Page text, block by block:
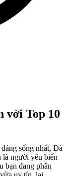
với Top 10
sống nhất, Đà
là người yêu biển
bạn đang phân